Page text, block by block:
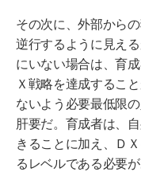
その次に、外部から
逆行するように見え
にいない場合は、育
Ｘ戦略を達成するこ
ないよう必要最低限
肝要だ。育成者は、
きることに加え、Ｄ
るレベルである必要が